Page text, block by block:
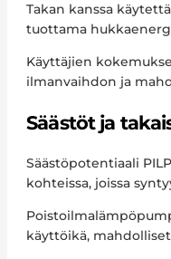
Takan kanssa
tuottama
Käyttäjien
ilmanvaihdon ja
Säästöt ja
Säästöpotentiaali
kohteissa, joissa
käyttöikä,